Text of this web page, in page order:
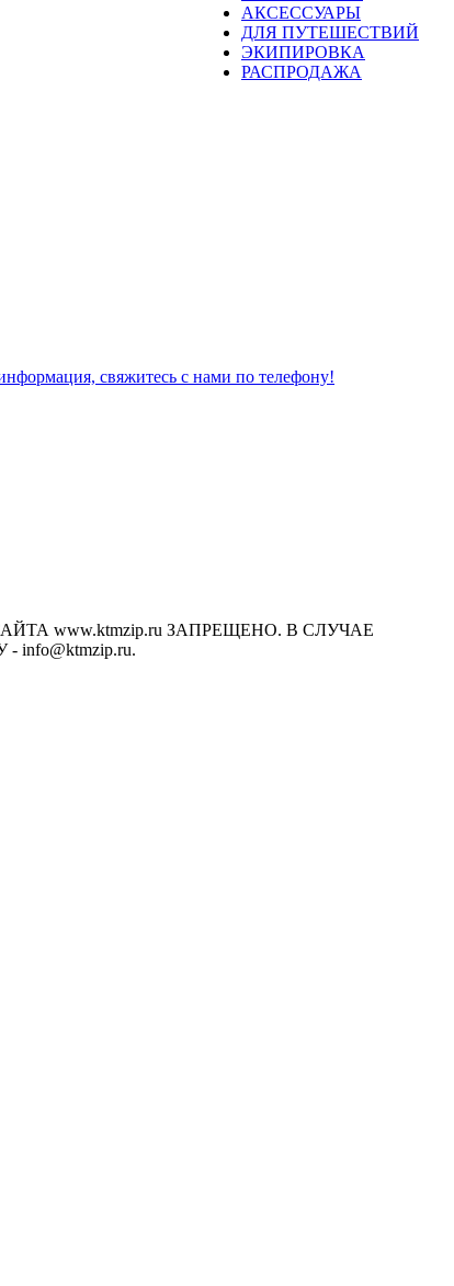
АКСЕССУАРЫ
ДЛЯ ПУТЕШЕСТВИЙ
ЭКИПИРОВКА
РАСПРОДАЖА
свяжитесь с нами по телефону!
www.ktmzip.ru ЗАПРЕЩЕНО. В СЛУЧАЕ